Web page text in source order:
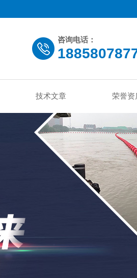
咨询电话：
技术文章 荣誉资